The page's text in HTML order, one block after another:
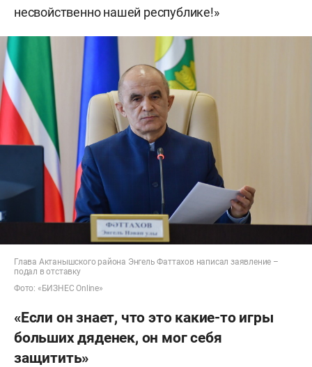
несвойственно нашей республике!»
Глава Актанышского района Энгель Фаттахов написал заявление –
подал в отставку
Фото: «БИЗНЕС Online»
«Если он знает, что это какие-то игры
больших дяденек, он мог себя
защитить»